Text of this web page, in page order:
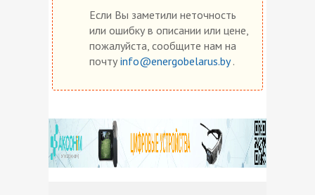
Если Вы заметили неточность
или ошибку в описании или цене,
пожалуйста, сообщите нам на
почту info@energobelarus.by.